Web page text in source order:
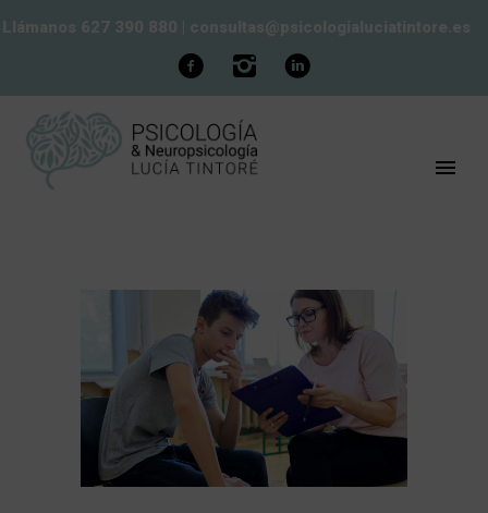
Llámanos 627 390 880 consultas@psicologialuciatintore.es